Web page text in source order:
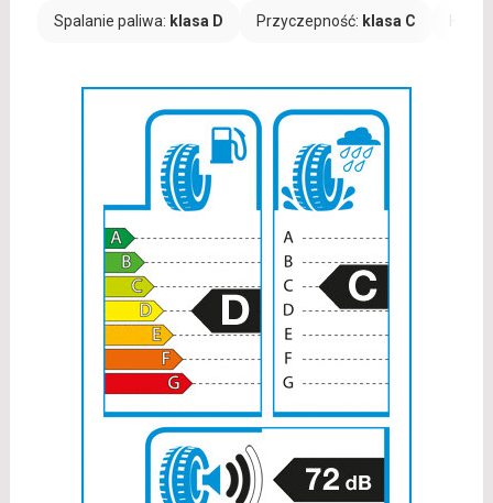
Spalanie paliwa: klasa D Przyczepność: klasa C